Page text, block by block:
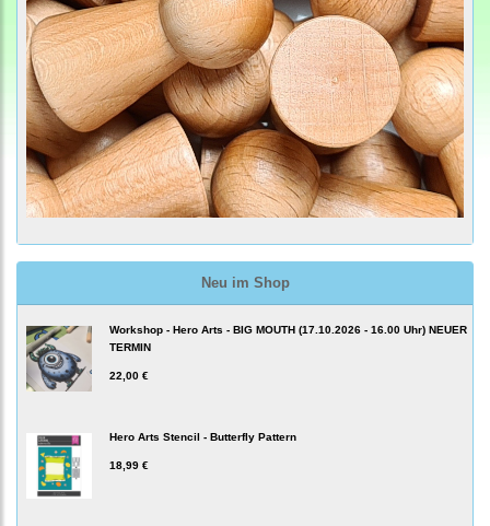
Neu im Shop
Workshop - Hero Arts - BIG MOUTH (17.10.2026 - 16.00 Uhr) NEUER
TERMIN
22,00 €
Hero Arts Stencil - Butterfly Pattern
18,99 €